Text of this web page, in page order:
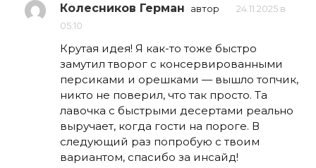
Колесников Герман автор
24.11.2025 в
05:10
Крутая идея! Я как-то тоже быстро
замутил творог с консервированными
персиками и орешками — вышло топчик,
никто не поверил, что так просто. Та
лавочка с быстрыми десертами реально
выручает, когда гости на пороге. В
следующий раз попробую с твоим
вариантом, спасибо за инсайд!